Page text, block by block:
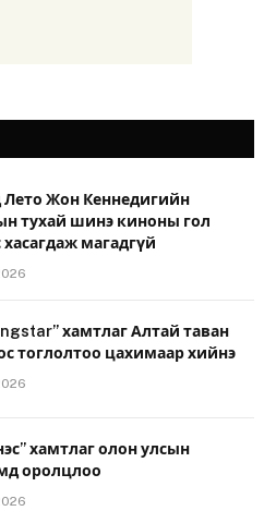
Жон Кеннедигийн
тухай шинэ киноны гол
хасагдаж магадгүй
хамтлаг Алтай таван
тоглолтоо цахимаар хийнэ
хамтлаг олон улсын
оролцлоо